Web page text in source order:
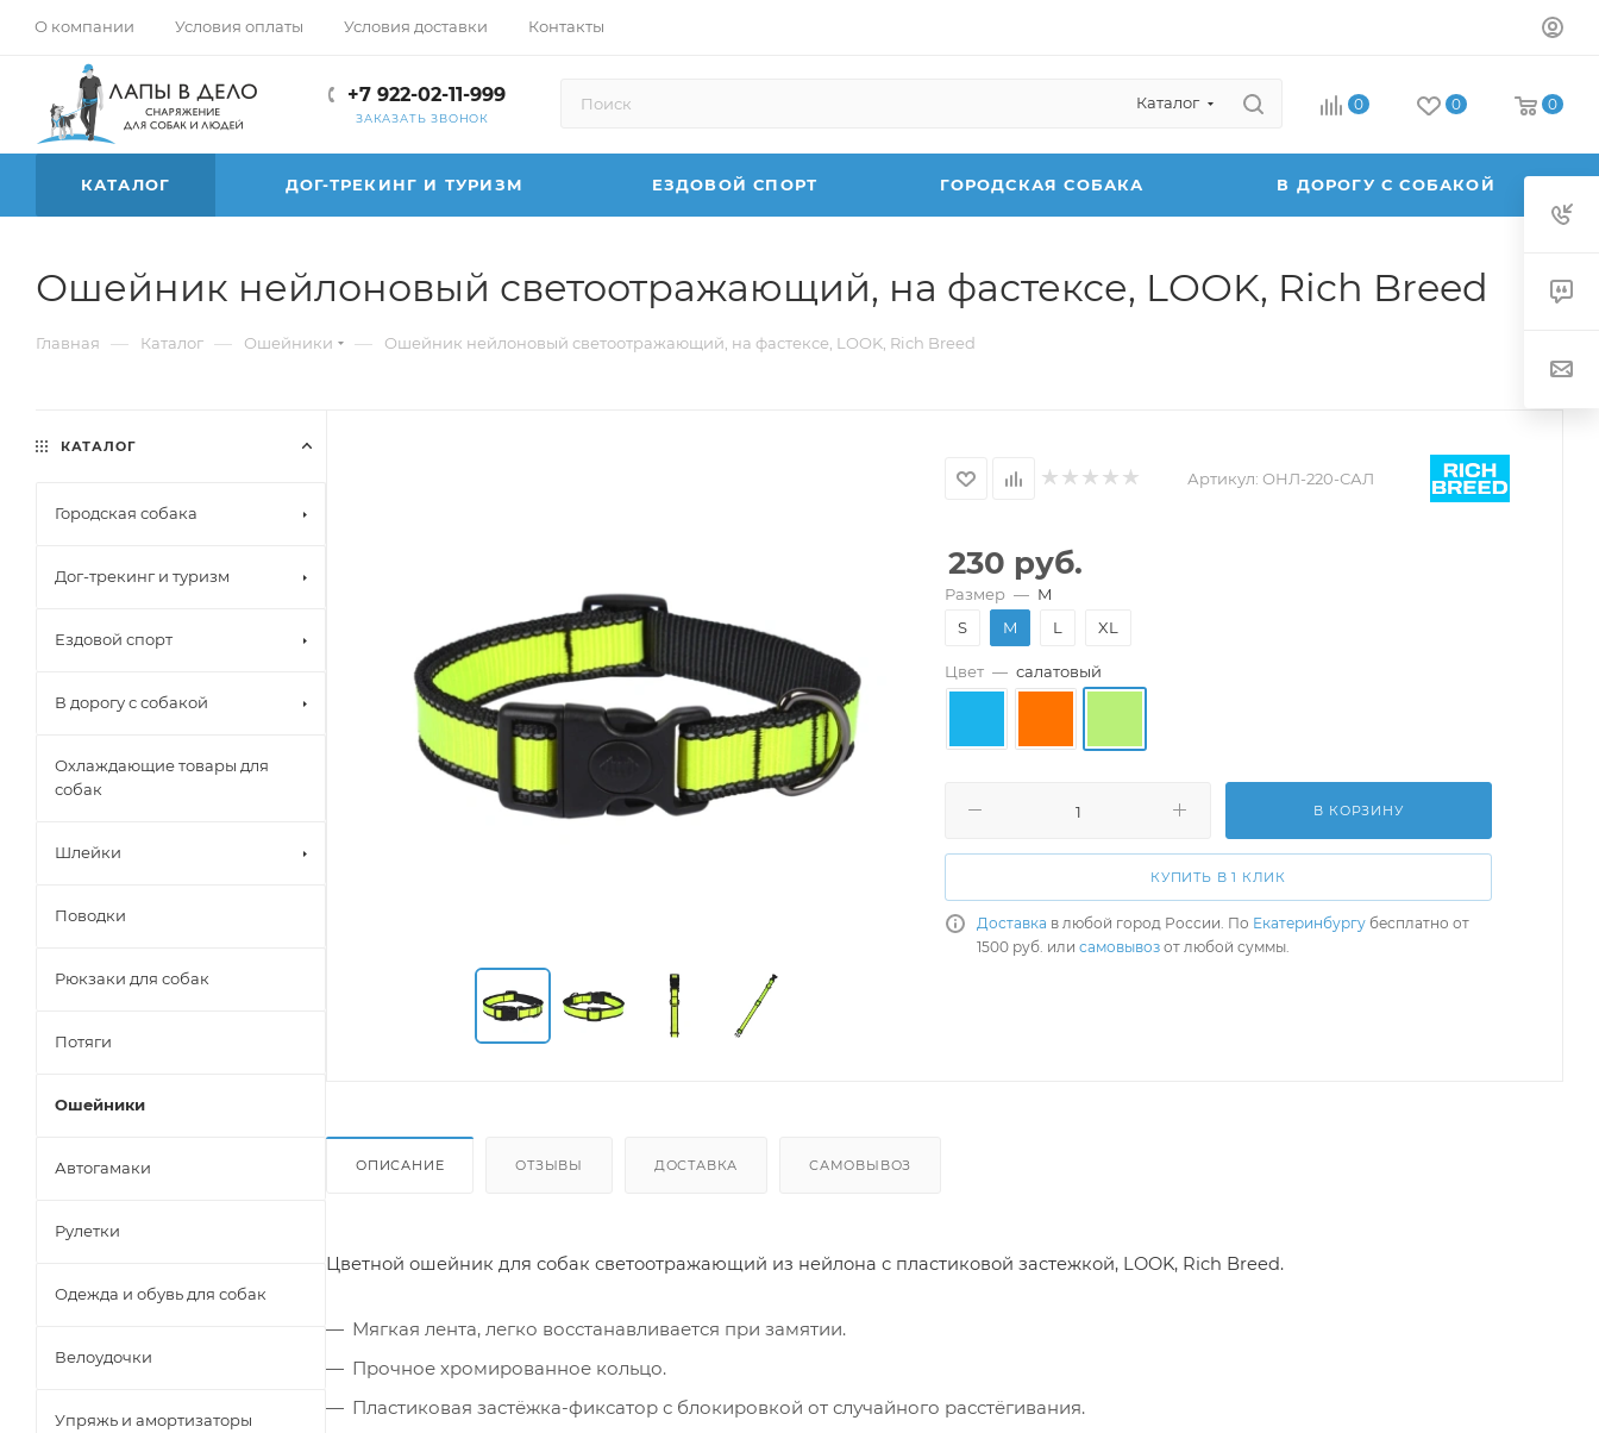
О компании Условия оплаты Условия доставки Контакты
+7 922-02-11-999
ЗАКАЗАТЬ ЗВОНОК
Каталог 0 0 0
КАТАЛОГ ДОГ-ТРЕКИНГ И ТУРИЗМ ЕЗДОВОЙ СПОРТ ГОРОДСКАЯ СОБАКА В ДОРОГУ С СОБАКОЙ
Ошейник нейлоновый светоотражающий, на фастексе, LOOK, Rich Breed
Главная — Каталог — Ошейники — Ошейник нейлоновый светоотражающий, на фастексе, LOOK, Rich Breed
Артикул: ОНЛ-220-САЛ
230 руб.
Размер — M
S
M L XL
Цвет — салатовый
В КОРЗИНУ
КУПИТЬ В 1 КЛИК
Доставка в любой город России. По Екатеринбургу бесплатно от
1500 руб. или самовывоз от любой суммы.
ОПИСАНИЕ ОТЗЫВЫ ДОСТАВКА САМОВЫВОЗ
Цветной ошейник для собак светоотражающий из нейлона с пластиковой застежкой, LOOK, Rich Breed.
Мягкая лента, легко восстанавливается при замятии.
Прочное хромированное кольцо.
Пластиковая застёжка-фиксатор с блокировкой от случайного расстёгивания.
КАТАЛОГ
Городская собака
Дог-трекинг и туризм
Ездовой спорт
В дорогу с собакой
Охлаждающие товары для
собак
Шлейки
Поводки
Рюкзаки для собак
Потяги
Ошейники
Автогамаки
Рулетки
Одежда и обувь для собак
Велоудочки
Упряжь и амортизаторы